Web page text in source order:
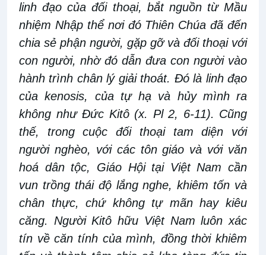
linh đạo của đối thoại, bắt nguồn từ Mầu
nhiệm Nhập thể nơi đó Thiên Chúa đã đến
chia sẻ phận người, gặp gỡ và đối thoại với
con người, nhờ đó dẫn đưa con người vào
hành trình chân lý giải thoát. Đó là linh đạo
của kenosis, của tự hạ và hủy mình ra
không như Đức Kitô (x. Pl 2, 6-11). Cũng
thế, trong cuộc đối thoại tam diện với
người nghèo, với các tôn giáo và với văn
hoá dân tộc, Giáo Hội tại Việt Nam cần
vun trồng thái độ lắng nghe, khiêm tốn và
chân thực, chứ không tự mãn hay kiêu
căng. Người Kitô hữu Việt Nam luôn xác
tín về căn tính của mình, đồng thời khiêm